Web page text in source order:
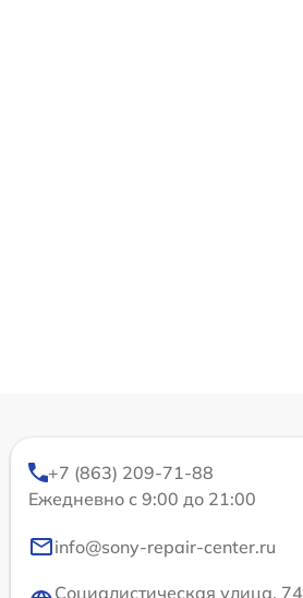
+7 (863) 209-71-88
Ежедневно с 9:00 до 21:00
info@sony-repair-center.ru
Социалистическая улица, 74